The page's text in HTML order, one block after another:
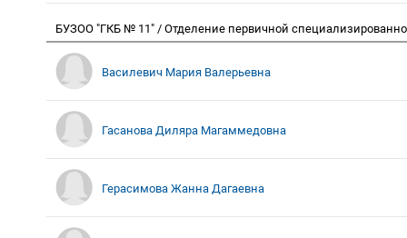
БУЗОО "ГКБ № 11" / Отделение первичной
Василевич Мария Валерьевна
Гасанова Диляра Магаммедовна
Герасимова Жанна Дагаевна